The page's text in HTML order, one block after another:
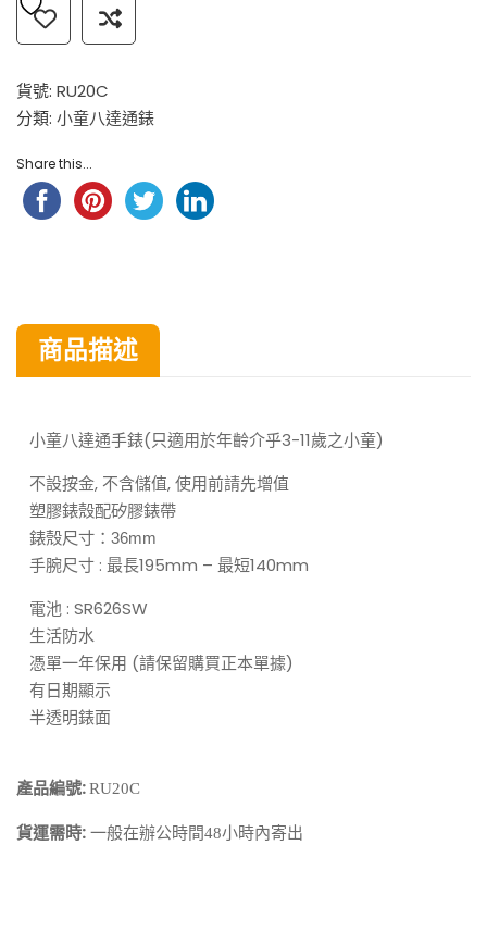
貨號: RU20C
分類: 小童八達通錶
Share this...
商品描述
小童八達通手錶(只適用於年齡介乎3-11歲之小童)
不設按金, 不含儲值, 使用前請先增值
塑膠錶殼配矽膠錶帶
錶殼尺寸：36mm
手腕尺寸 : 最長195mm – 最短140mm
電池 : SR626SW
生活防水
憑單一年保用 (請保留購買正本單據)
有日期顯示
半透明錶面
產品編號:RU20C
貨運需時: 一般在辦公時間48小時內寄出